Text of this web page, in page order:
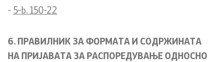
Useful Information for RNM Citizens Living Abroad
CSCA-MK
- 5-b. 150-22
6. ПРАВИЛНИК ЗА ФОРМАТА И СОДРЖИНАТА
НА ПРИЈАВАТА ЗА РАСПОРЕДУВАЊЕ ОДНОСНО